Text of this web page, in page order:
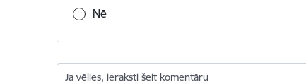
Nē
Ja vēlies, ieraksti šeit komentāru